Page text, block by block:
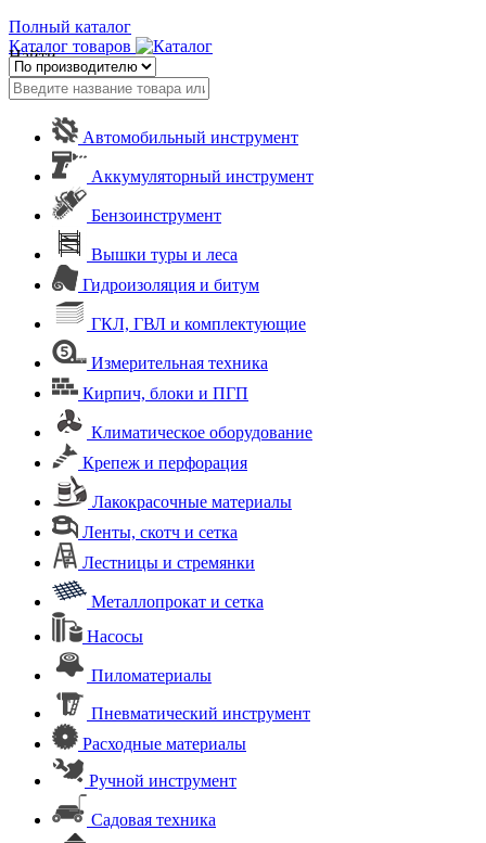
Полный каталог
Каталог товаров
Найти
Автомобильный инструмент
Аккумуляторный инструмент
Бензоинструмент
Вышки туры и леса
Гидроизоляция и битум
ГКЛ, ГВЛ и комплектующие
Измерительная техника
Кирпич, блоки и ПГП
Климатическое оборудование
Крепеж и перфорация
Лакокрасочные материалы
Ленты, скотч и сетка
Лестницы и стремянки
Металлопрокат и сетка
Насосы
Пиломатериалы
Пневматический инструмент
Расходные материалы
Ручной инструмент
Садовая техника